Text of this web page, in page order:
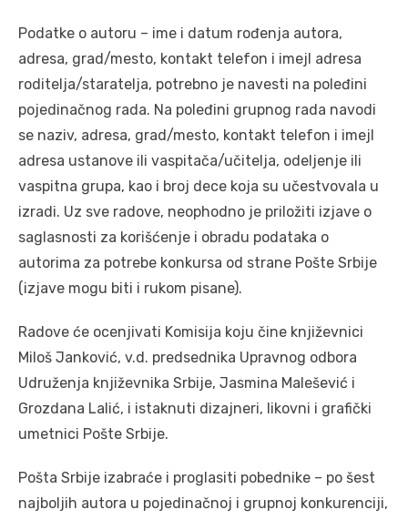
Podatke o autoru – ime i datum rođenja autora,
adresa, grad/mesto, kontakt telefon i imejl adresa
roditelja/staratelja, potrebno je navesti na poleđini
pojedinačnog rada. Na poleđini grupnog rada navodi
se naziv, adresa, grad/mesto, kontakt telefon i imejl
adresa ustanove ili vaspitača/učitelja, odeljenje ili
vaspitna grupa, kao i broj dece koja su učestvovala u
izradi. Uz sve radove, neophodno je priložiti izjave o
saglasnosti za korišćenje i obradu podataka o
autorima za potrebe konkursa od strane Pošte Srbije
(izjave mogu biti i rukom pisane).
Radove će ocenjivati Komisija koju čine književnici
Miloš Janković, v.d. predsednika Upravnog odbora
Udruženja književnika Srbije, Jasmina Malešević i
Grozdana Lalić, i istaknuti dizajneri, likovni i grafički
umetnici Pošte Srbije.
Pošta Srbije izabraće i proglasiti pobednike – po šest
najboljih autora u pojedinačnoj i grupnoj konkurenciji,